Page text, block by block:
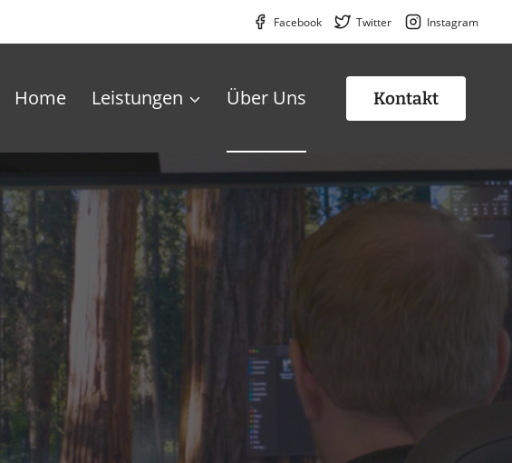
Facebook Twitter Instagram
Home Leistungen Über Uns Kontakt